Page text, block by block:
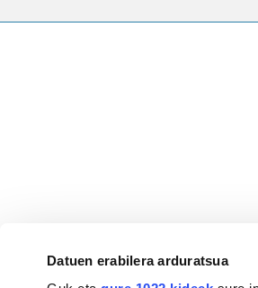
Datuen erabilera arduratsua